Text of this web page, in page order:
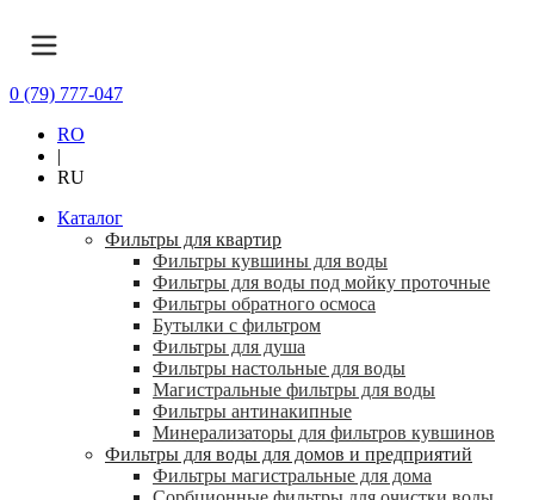
0 (79) 777-047
RO
|
RU
Каталог
Фильтры для квартир
Фильтры кувшины для воды
Фильтры для воды под мойку проточные
Фильтры обратного осмоса
Бутылки с фильтром
Фильтры для душа
Фильтры настольные для воды
Магистральные фильтры для воды
Фильтры антинакипные
Минерализаторы для фильтров кувшинов
Фильтры для воды для домов и предприятий
Фильтры магистральные для дома